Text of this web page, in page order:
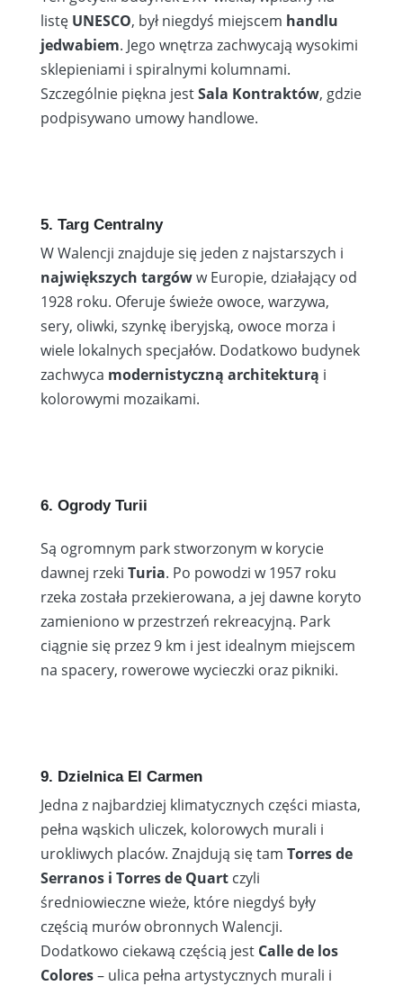
listę UNESCO, był niegdyś miejscem handlu
jedwabiem. Jego wnętrza zachwycają wysokimi
sklepieniami i spiralnymi kolumnami.
Szczególnie piękna jestSala Kontraktów, gdzie
podpisywano umowy handlowe.
5. Targ Centralny
W Walencji znajduje się jeden z najstarszych i
największych targóww Europie, działający od
1928 roku. Oferuje świeże owoce, warzywa,
sery, oliwki, szynkę iberyjską, owoce morza i
wiele lokalnych specjałów. Dodatkowo budynek
zachwyca modernistyczną architekturą i
kolorowymi mozaikami.
6. Ogrody Turii
Są ogromnym park stworzonym w korycie
dawnej rzeki Turia. Po powodzi w 1957 roku
rzeka została przekierowana, a jej dawne koryto
zamieniono w przestrzeń rekreacyjną. Park
ciągnie się przez 9 km i jest idealnym miejscem
na spacery, rowerowe wycieczki oraz pikniki.
9. Dzielnica El Carmen
Jedna z najbardziej klimatycznych części miasta,
pełna wąskich uliczek, kolorowych murali i
urokliwych placów. Znajdują się tam Torres de
Serranos i Torres de Quartczyli
średniowieczne wieże, które niegdyś były
częścią murów obronnych Walencji.
Dodatkowo ciekawą częścią jest Calle de los
Colores– ulica pełna artystycznych murali i